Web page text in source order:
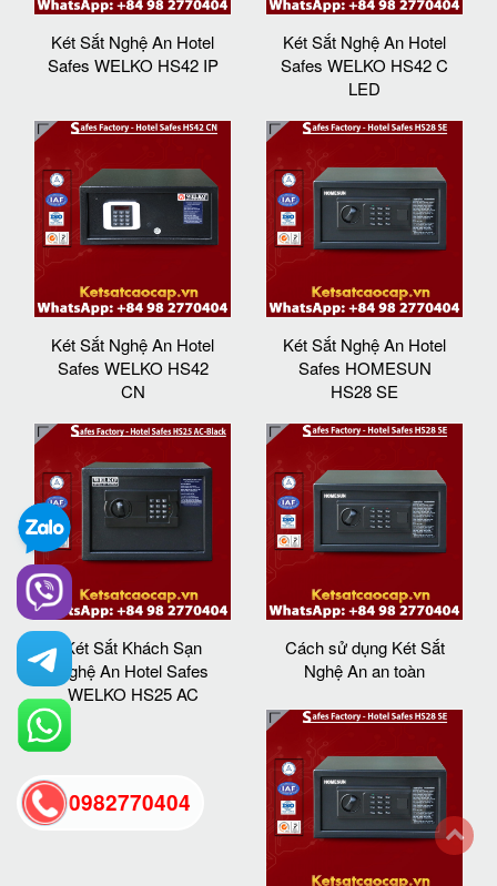
Két Sắt Nghệ An Hotel
Safes WELKO HS42 IP
Két Sắt Nghệ An Hotel
Safes WELKO HS42 C
LED
Két Sắt Nghệ An Hotel
Safes WELKO HS42
CN
Két Sắt Nghệ An Hotel
Safes HOMESUN
HS28 SE
Két Sắt Khách Sạn
Nghệ An Hotel Safes
WELKO HS25 AC
Cách sử dụng Két Sắt
Nghệ An an toàn
0982770404